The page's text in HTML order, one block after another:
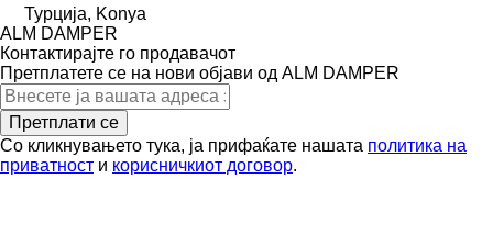
Турција, Konya
ALM DAMPER
Контактирајте го продавачот
Претплатете се на нови објави од ALM DAMPER
Претплати се
Со кликнувањето тука, ја прифаќате нашата политика на
приватност и корисничкиот договор.